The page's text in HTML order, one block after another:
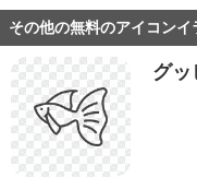
その他の無料のアイコンイ
グッ